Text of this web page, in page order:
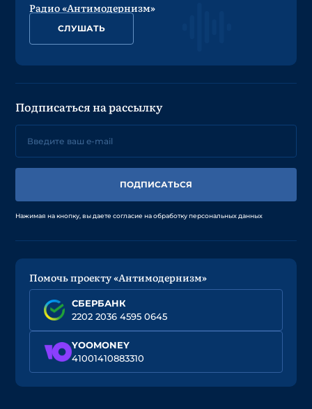
Радио «Антимодернизм»
СЛУШАТЬ
Подписаться на рассылку
ПОДПИСАТЬСЯ
Нажимая на кнопку, вы даете согласие на обработку персональных данных
Помочь проекту «Антимодернизм»
СБЕРБАНК
2202 2036 4595 0645
YOOMONEY
41001410883310